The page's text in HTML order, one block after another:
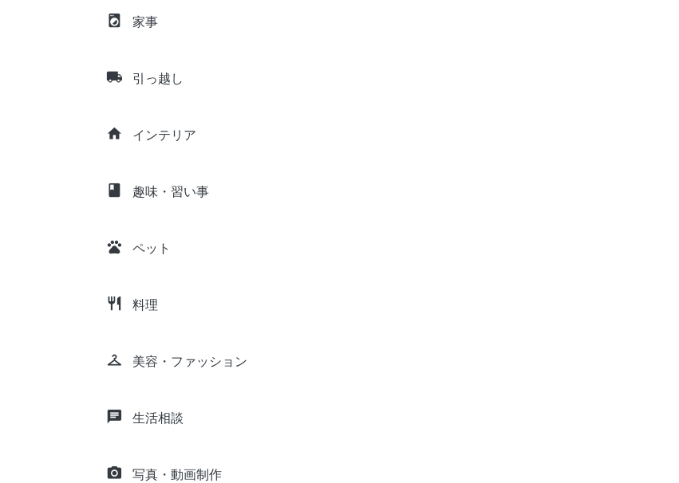
local_laundry_service 家事
local_shipping 引っ越し
home インテリア
class 趣味・習い事
pets ペット
restaurant 料理
checkroom 美容・ファッション
chat 生活相談
camera_alt 写真・動画制作